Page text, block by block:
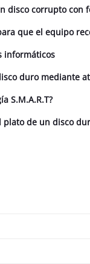
disco corrupto con
que el equipo
informáticos
duro mediante
S.M.A.R.T?
plato de un disco